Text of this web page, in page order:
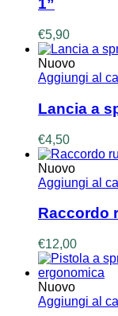
1”
€5,90
Nuovo
Aggiungi al
Lancia a
€4,50
Nuovo
Aggiungi al
Raccordo
€12,00
Nuovo
Aggiungi al